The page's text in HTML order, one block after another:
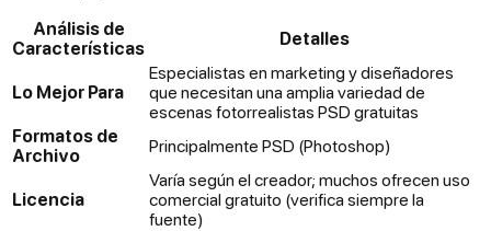
Análisis de
Características
Detalles
Lo Mejor Para
Especialistas en marketing y diseñadores
que necesitan una amplia variedad de
escenas fotorrealistas PSD gratuitas
Formatos de
Archivo
Principalmente PSD (Photoshop)
Licencia
Varía según el creador; muchos ofrecen uso
comercial gratuito (verifica siempre la
fuente)